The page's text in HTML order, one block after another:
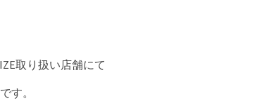
取り扱い店舗にて
す。